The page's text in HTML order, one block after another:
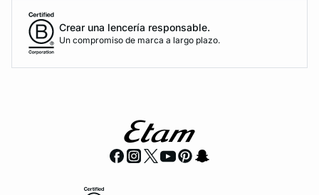
Crear una lencería responsable.
Un compromiso de marca a largo plazo.